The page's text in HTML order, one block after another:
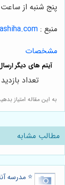
پنج شنبه از ساعت 9 صبح تا 12 ظهر
منبع :
مشخصات
به این مقاله امتیاز
تعداد بازدید :
مطالب مشابه
⭐️ مدرسه